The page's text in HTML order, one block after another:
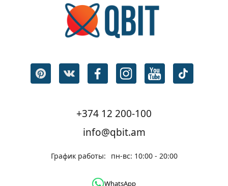
+374 12 200-100
info@qbit.am
График работы: пн-вс: 10:00 - 20:00
WhatsApp